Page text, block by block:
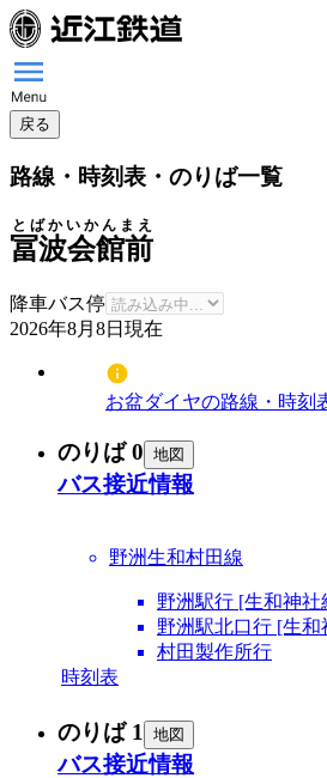
戻る
路線・時刻表・のりば一覧
冨波会館前
とばかいかんまえ
降車バス停
2026年8月8日 現在
お盆ダイヤの路線・時刻
のりば 0 地図
バス接近情報
野洲生和村田線
野洲駅行 [生和神社
野洲駅北口行 [生和
村田製作所行
時刻表
のりば 1 地図
バス接近情報